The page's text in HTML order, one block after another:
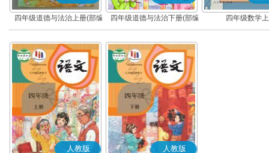
四年级道德与法治上册(部编
版)
四年级道德与法治下册(部编
版)
四年级数学
人教版 人教版